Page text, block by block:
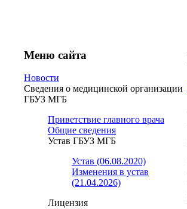
Меню сайта
Новости
Сведения о медицинской организации
ГБУЗ МГБ
Приветствие главного врача
Общие сведения
Устав ГБУЗ МГБ
Устав (06.08.2020)
Изменения в устав
(21.04.2026)
Лицензия